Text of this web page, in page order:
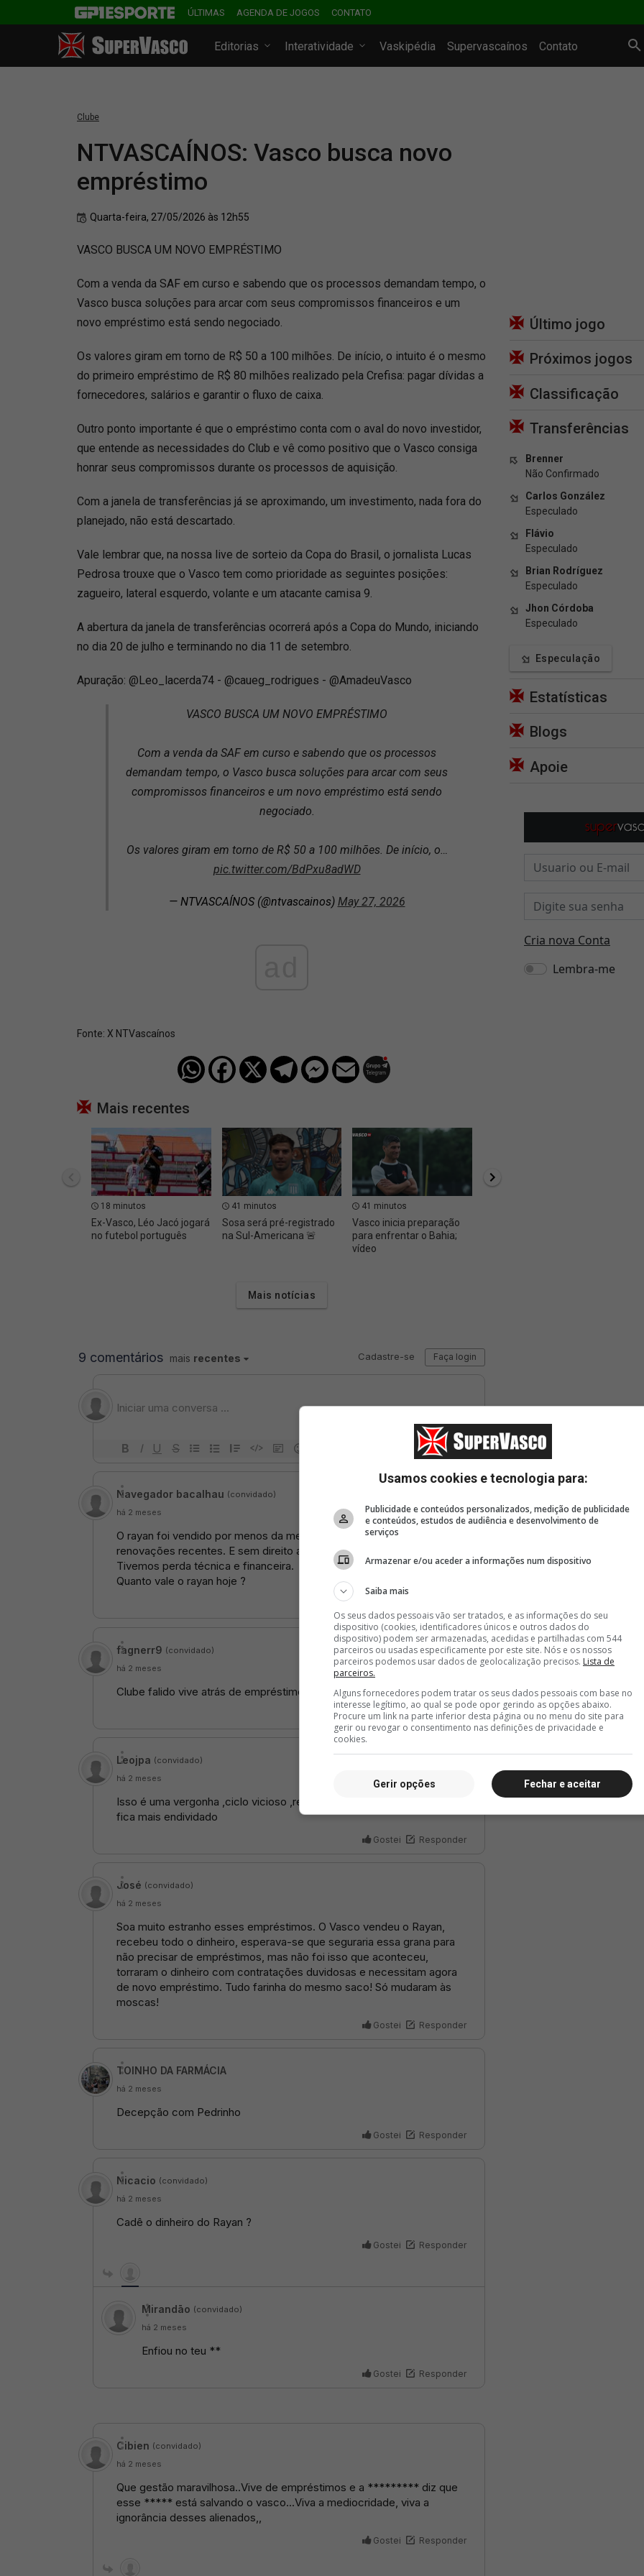
ÚLTIMAS AGENDA DE JOGOS CONTATO
Editorias Interatividade Vaskipédia Supervascaínos Contato
Clube
NTVASCAÍNOS: Vasco busca novo
empréstimo
Quarta-feira, 27/05/2026 às 12h55
VASCO BUSCA UM NOVO EMPRÉSTIMO
Com a venda da SAF em curso e sabendo que os processos demandam tempo, o
Vasco busca soluções para arcar com seus compromissos financeiros e um
novo empréstimo está sendo negociado.
Os valores giram em torno de R$ 50 a 100 milhões. De início, o intuito é o mesmo
do primeiro empréstimo de R$ 80 milhões realizado pela Crefisa: pagar dívidas a
fornecedores, salários e garantir o fluxo de caixa.
Outro ponto importante é que o empréstimo conta com o aval do novo investidor,
que entende as necessidades do Club e vê como positivo que o Vasco consiga
honrar seus compromissos durante os processos de aquisição.
Com a janela de transferências já se aproximando, um investimento, nada fora do
planejado, não está descartado.
Vale lembrar que, na nossa live de sorteio da Copa do Brasil, o jornalista Lucas
Pedrosa trouxe que o Vasco tem como prioridade as seguintes posições:
zagueiro, lateral esquerdo, volante e um atacante camisa 9.
A abertura da janela de transferências ocorrerá após a Copa do Mundo, iniciando
no dia 20 de julho e terminando no dia 11 de setembro.
Apuração: @Leo_lacerda74 - @caueg_rodrigues - @AmadeuVasco
VASCO BUSCA UM NOVO EMPRÉSTIMO
Com a venda da SAF em curso e sabendo que os processos
demandam tempo, o Vasco busca soluções para arcar com seus
compromissos financeiros e um novo empréstimo está sendo
negociado.
Os valores giram em torno de R$ 50 a 100 milhões. De início, o…
pic.twitter.com/BdPxu8adWD
— NTVASCAÍNOS (@ntvascainos) May 27, 2026
Fonte: X NTVascaínos
Mais recentes
18 minutos
Ex-Vasco, Léo Jacó jogará
no futebol português
41 minutos
Sosa será pré-registrado
na Sul-Americana 🚨
41 minutos
Vasco inicia preparação
para enfrentar o Bahia;
vídeo
Mais notícias
Último jogo
Próximos jogos
Classificação
Transferências
Brenner
Não Confirmado
Carlos González
Especulado
Flávio
Especulado
Brian Rodríguez
Especulado
Jhon Córdoba
Especulado
Especulação
Estatísticas
Blogs
Apoie
Usamos cookies e tecnologia para:
Publicidade e conteúdos personalizados, medição de publicidade
e conteúdos, estudos de audiência e desenvolvimento de
serviços
Armazenar e/ou aceder a informações num dispositivo
Saiba mais
Os seus dados pessoais vão ser tratados, e as informações do seu
dispositivo (cookies, identificadores únicos e outros dados do
dispositivo) podem ser armazenadas, acedidas e partilhadas com 544
parceiros ou usadas especificamente por este site. Nós e os nossos
parceiros podemos usar dados de geolocalização precisos. Lista de
parceiros.
Alguns fornecedores podem tratar os seus dados pessoais com base no
interesse legítimo, ao qual se pode opor gerindo as opções abaixo.
Procure um link na parte inferior desta página ou no menu do site para
gerir ou revogar o consentimento nas definições de privacidade e
cookies.
Fechar e aceitar
Gerir opções